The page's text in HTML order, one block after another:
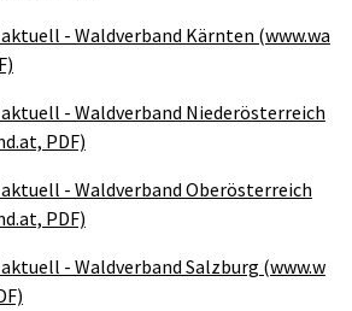
- Waldverband Kärnten (www.wa
- Waldverband Niederösterreich
PDF)
- Waldverband Oberösterreich
PDF)
- Waldverband Salzburg (www.w